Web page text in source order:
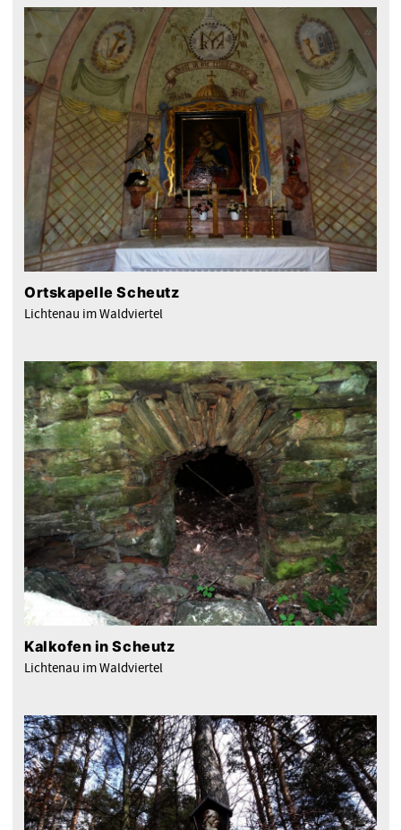
Ortskapelle Scheutz
Lichtenau im Waldviertel
Kalkofen in Scheutz
Lichtenau im Waldviertel